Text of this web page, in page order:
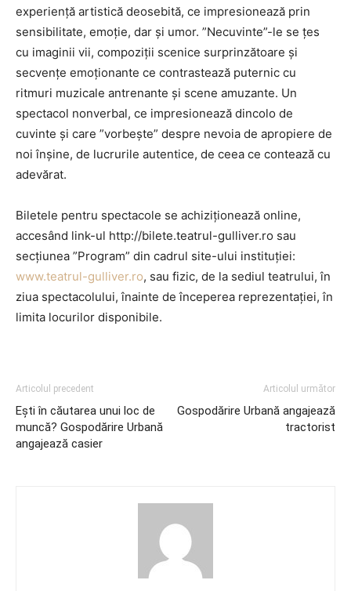
experiență artistică deosebită, ce impresionează prin
sensibilitate, emoție, dar și umor. ”Necuvinte”-le se țes
cu imaginii vii, compoziții scenice surprinzătoare și
secvențe emoționante ce contrastează puternic cu
ritmuri muzicale antrenante și scene amuzante. Un
spectacol nonverbal, ce impresionează dincolo de
cuvinte și care ”vorbește” despre nevoia de apropiere de
noi înșine, de lucrurile autentice, de ceea ce contează cu
adevărat.
Biletele pentru spectacole se achiziționează online,
accesând link-ul http://bilete.teatrul-gulliver.ro sau
secțiunea ”Program” din cadrul site-ului instituției:
www.teatrul-gulliver.ro, sau fizic, de la sediul teatrului, în
ziua spectacolului, înainte de începerea reprezentației, în
limita locurilor disponibile.
Articolul precedent
Ești în căutarea unui loc de
muncă? Gospodărire Urbană
angajează casier
Articolul următor
Gospodărire Urbană angajează
tractorist